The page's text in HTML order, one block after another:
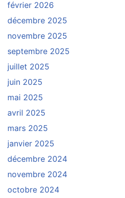
février 2026
décembre 2025
novembre 2025
septembre 2025
juillet 2025
juin 2025
mai 2025
avril 2025
mars 2025
janvier 2025
décembre 2024
novembre 2024
octobre 2024